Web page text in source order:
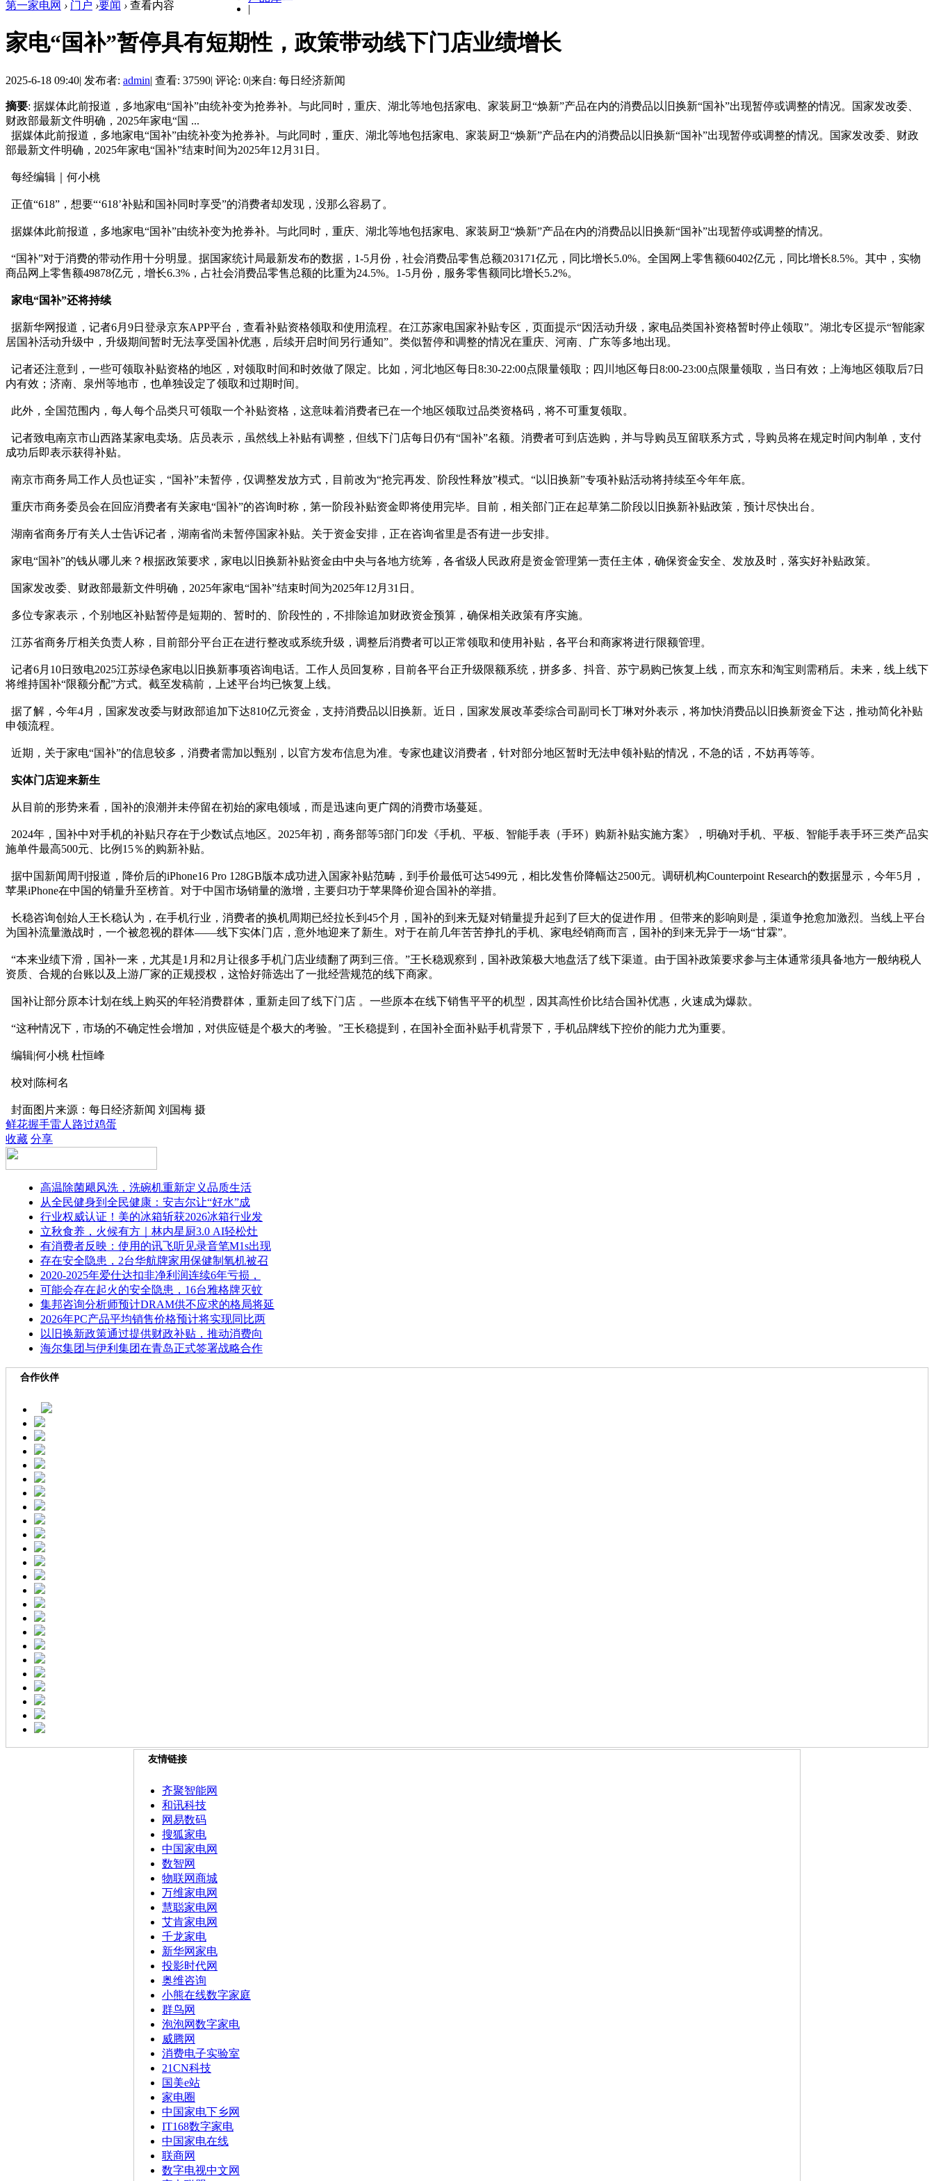
|
第一家电网 › 门户 ›要闻 › 查看内容
家电“国补”暂停具有短期性，政策带动线下门店业绩增长
2025-6-18 09:40| 发布者: admin| 查看: 37590| 评论: 0|来自: 每日经济新闻
摘要: 据媒体此前报道，多地家电“国补”由统补变为抢券补。与此同时，重庆、湖北等地包括家电、家装厨卫“焕新”产品在内的消费品以旧换新“国补”出现暂停或调整的情况。国家发改委、
财政部最新文件明确，2025年家电“国 ...
据媒体此前报道，多地家电“国补”由统补变为抢券补。与此同时，重庆、湖北等地包括家电、家装厨卫“焕新”产品在内的消费品以旧换新“国补”出现暂停或调整的情况。国家发改委、财政
部最新文件明确，2025年家电“国补”结束时间为2025年12月31日。
每经编辑｜何小桃
正值“618”，想要“‘618’补贴和国补同时享受”的消费者却发现，没那么容易了。
据媒体此前报道，多地家电“国补”由统补变为抢券补。与此同时，重庆、湖北等地包括家电、家装厨卫“焕新”产品在内的消费品以旧换新“国补”出现暂停或调整的情况。
“国补”对于消费的带动作用十分明显。据国家统计局最新发布的数据，1-5月份，社会消费品零售总额203171亿元，同比增长5.0%。全国网上零售额60402亿元，同比增长8.5%。其中，实物
商品网上零售额49878亿元，增长6.3%，占社会消费品零售总额的比重为24.5%。1-5月份，服务零售额同比增长5.2%。
家电“国补”还将持续
据新华网报道，记者6月9日登录京东APP平台，查看补贴资格领取和使用流程。在江苏家电国家补贴专区，页面提示“因活动升级，家电品类国补资格暂时停止领取”。湖北专区提示“智能家
居国补活动升级中，升级期间暂时无法享受国补优惠，后续开启时间另行通知”。类似暂停和调整的情况在重庆、河南、广东等多地出现。
记者还注意到，一些可领取补贴资格的地区，对领取时间和时效做了限定。比如，河北地区每日8:30-22:00点限量领取；四川地区每日8:00-23:00点限量领取，当日有效；上海地区领取后7日
内有效；济南、泉州等地市，也单独设定了领取和过期时间。
此外，全国范围内，每人每个品类只可领取一个补贴资格，这意味着消费者已在一个地区领取过品类资格码，将不可重复领取。
记者致电南京市山西路某家电卖场。店员表示，虽然线上补贴有调整，但线下门店每日仍有“国补”名额。消费者可到店选购，并与导购员互留联系方式，导购员将在规定时间内制单，支付
成功后即表示获得补贴。
南京市商务局工作人员也证实，“国补”未暂停，仅调整发放方式，目前改为“抢完再发、阶段性释放”模式。“以旧换新”专项补贴活动将持续至今年年底。
重庆市商务委员会在回应消费者有关家电“国补”的咨询时称，第一阶段补贴资金即将使用完毕。目前，相关部门正在起草第二阶段以旧换新补贴政策，预计尽快出台。
湖南省商务厅有关人士告诉记者，湖南省尚未暂停国家补贴。关于资金安排，正在咨询省里是否有进一步安排。
家电“国补”的钱从哪儿来？根据政策要求，家电以旧换新补贴资金由中央与各地方统筹，各省级人民政府是资金管理第一责任主体，确保资金安全、发放及时，落实好补贴政策。
国家发改委、财政部最新文件明确，2025年家电“国补”结束时间为2025年12月31日。
多位专家表示，个别地区补贴暂停是短期的、暂时的、阶段性的，不排除追加财政资金预算，确保相关政策有序实施。
江苏省商务厅相关负责人称，目前部分平台正在进行整改或系统升级，调整后消费者可以正常领取和使用补贴，各平台和商家将进行限额管理。
记者6月10日致电2025江苏绿色家电以旧换新事项咨询电话。工作人员回复称，目前各平台正升级限额系统，拼多多、抖音、苏宁易购已恢复上线，而京东和淘宝则需稍后。未来，线上线下
将维持国补“限额分配”方式。截至发稿前，上述平台均已恢复上线。
据了解，今年4月，国家发改委与财政部追加下达810亿元资金，支持消费品以旧换新。近日，国家发展改革委综合司副司长丁琳对外表示，将加快消费品以旧换新资金下达，推动简化补贴
申领流程。
近期，关于家电“国补”的信息较多，消费者需加以甄别，以官方发布信息为准。专家也建议消费者，针对部分地区暂时无法申领补贴的情况，不急的话，不妨再等等。
实体门店迎来新生
从目前的形势来看，国补的浪潮并未停留在初始的家电领域，而是迅速向更广阔的消费市场蔓延。
2024年，国补中对手机的补贴只存在于少数试点地区。2025年初，商务部等5部门印发《手机、平板、智能手表（手环）购新补贴实施方案》，明确对手机、平板、智能手表手环三类产品实
施单件最高500元、比例15％的购新补贴。
据中国新闻周刊报道，降价后的iPhone16 Pro 128GB版本成功进入国家补贴范畴，到手价最低可达5499元，相比发售价降幅达2500元。调研机构Counterpoint Research的数据显示，今年5月，
苹果iPhone在中国的销量升至榜首。对于中国市场销量的激增，主要归功于苹果降价迎合国补的举措。
长稳咨询创始人王长稳认为，在手机行业，消费者的换机周期已经拉长到45个月，国补的到来无疑对销量提升起到了巨大的促进作用 。但带来的影响则是，渠道争抢愈加激烈。当线上平台
为国补流量激战时，一个被忽视的群体——线下实体门店，意外地迎来了新生。对于在前几年苦苦挣扎的手机、家电经销商而言，国补的到来无异于一场“甘霖”。
“本来业绩下滑，国补一来，尤其是1月和2月让很多手机门店业绩翻了两到三倍。”王长稳观察到，国补政策极大地盘活了线下渠道。由于国补政策要求参与主体通常须具备地方一般纳税人
资质、合规的台账以及上游厂家的正规授权，这恰好筛选出了一批经营规范的线下商家。
国补让部分原本计划在线上购买的年轻消费群体，重新走回了线下门店 。一些原本在线下销售平平的机型，因其高性价比结合国补优惠，火速成为爆款。
“这种情况下，市场的不确定性会增加，对供应链是个极大的考验。”王长稳提到，在国补全面补贴手机背景下，手机品牌线下控价的能力尤为重要。
编辑|何小桃 杜恒峰
校对|陈柯名
封面图片来源：每日经济新闻 刘国梅 摄
鲜花握手雷人 路过鸡蛋
收藏 分享
高温除菌飓风洗，洗碗机重新定义品质生活
从全民健身到全民健康：安吉尔让“好水”成
行业权威认证！美的冰箱斩获2026冰箱行业发
立秋食养，火候有方｜林内星厨3.0 AI轻松灶
有消费者反映：使用的讯飞听见录音笔M1s出现
存在安全隐患，2台华航牌家用保健制氧机被召
2020-2025年爱仕达扣非净利润连续6年亏损，
可能会存在起火的安全隐患，16台雅格牌灭蚊
集邦咨询分析师预计DRAM供不应求的格局将延
2026年PC产品平均销售价格预计将实现同比两
以旧换新政策通过提供财政补贴，推动消费向
海尔集团与伊利集团在青岛正式签署战略合作
合作伙伴
友情链接
齐聚智能网
和讯科技
网易数码
搜狐家电
中国家电网
数智网
物联网商城
万维家电网
慧聪家电网
艾肯家电网
千龙家电
新华网家电
投影时代网
奥维咨询
小熊在线数字家庭
群鸟网
泡泡网数字家电
威腾网
消费电子实验室
21CN科技
国美e站
家电圈
中国家电下乡网
IT168数字家电
中国家电在线
联商网
数字电视中文网